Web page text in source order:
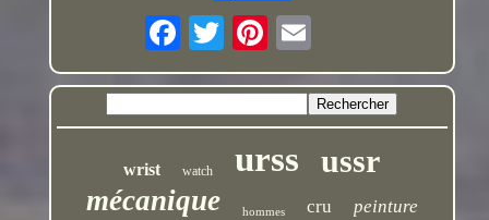
wrist watch urss ussr
mécanique hommes cru peinture